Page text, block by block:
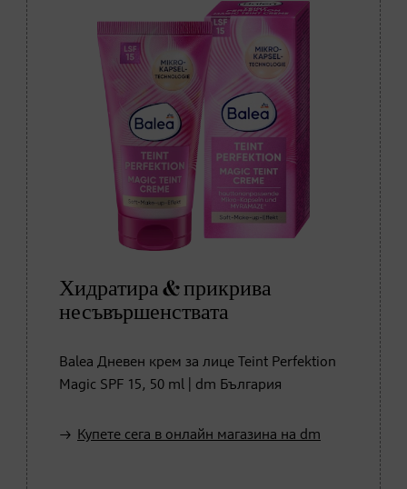
Хидратира & прикрива
несъвършенствата
Balea Дневен крем за лице Teint Perfektion
Magic SPF 15, 50 ml | dm България
Купете сега в онлайн магазина на dm